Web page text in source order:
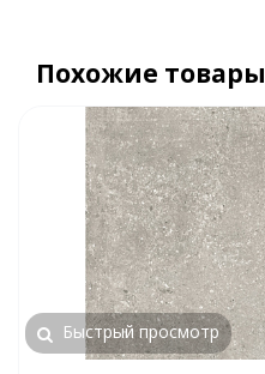
Похожие товары
Быстрый просмотр